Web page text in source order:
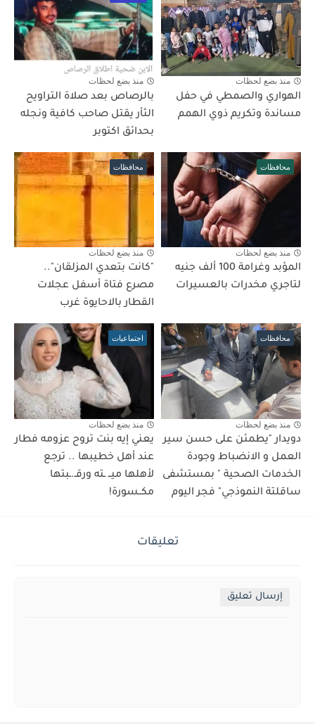
منذ بضع لحظات
الهواري والصمطي في حفل
مساندة وتكريم ذوي الهمم
منذ بضع لحظات
بالرصاص بعد صلاة التراويح
الثأر يقتل صاحب كافية ونجله
بحدائق اكتوبر
محافظات
منذ بضع لحظات
المؤبد وغرامة 100 ألف جنيه
لتاجري مخدرات بالعسيرات
محافظات
منذ بضع لحظات
"كانت بتعدي المزلقان"..
مصرع فتاة أسفل عجلات
القطار بالاحايوة غرب
محافظات
منذ بضع لحظات
دويدار "يطمئن على حسن سير
العمل و الانضباط وجودة
الخدمات الصحية " بمستشفى
ساقلتة النموذجي" فجر اليوم
اجتماعيات
منذ بضع لحظات
يعني إيه بنت تروح عزومه فطار
عند أهل خطيبها .. ترجع
لأهلها ميــ ـته ورقـ.ـبتها
مكــسورة!
تعليقات
إرسال تعليق